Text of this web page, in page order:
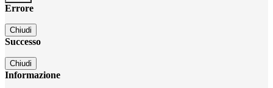
Errore
Chiudi
Successo
Chiudi
Informazione